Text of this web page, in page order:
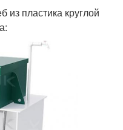
из пластика круглой